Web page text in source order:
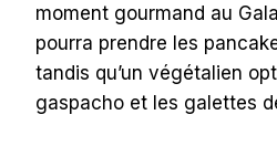
moment gourmand au
pourra prendre les
tandis qu’un végétalien
gaspacho et les galettes